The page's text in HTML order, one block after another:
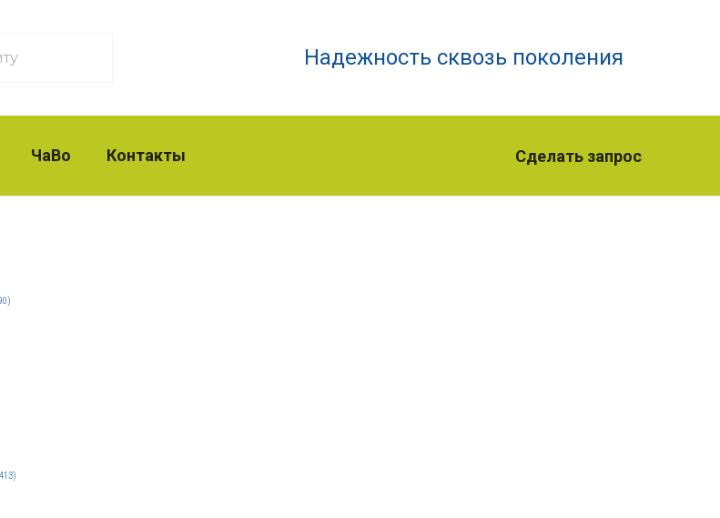
Надежность сквозь поколения
ЧаВо Контакты Сделать запрос